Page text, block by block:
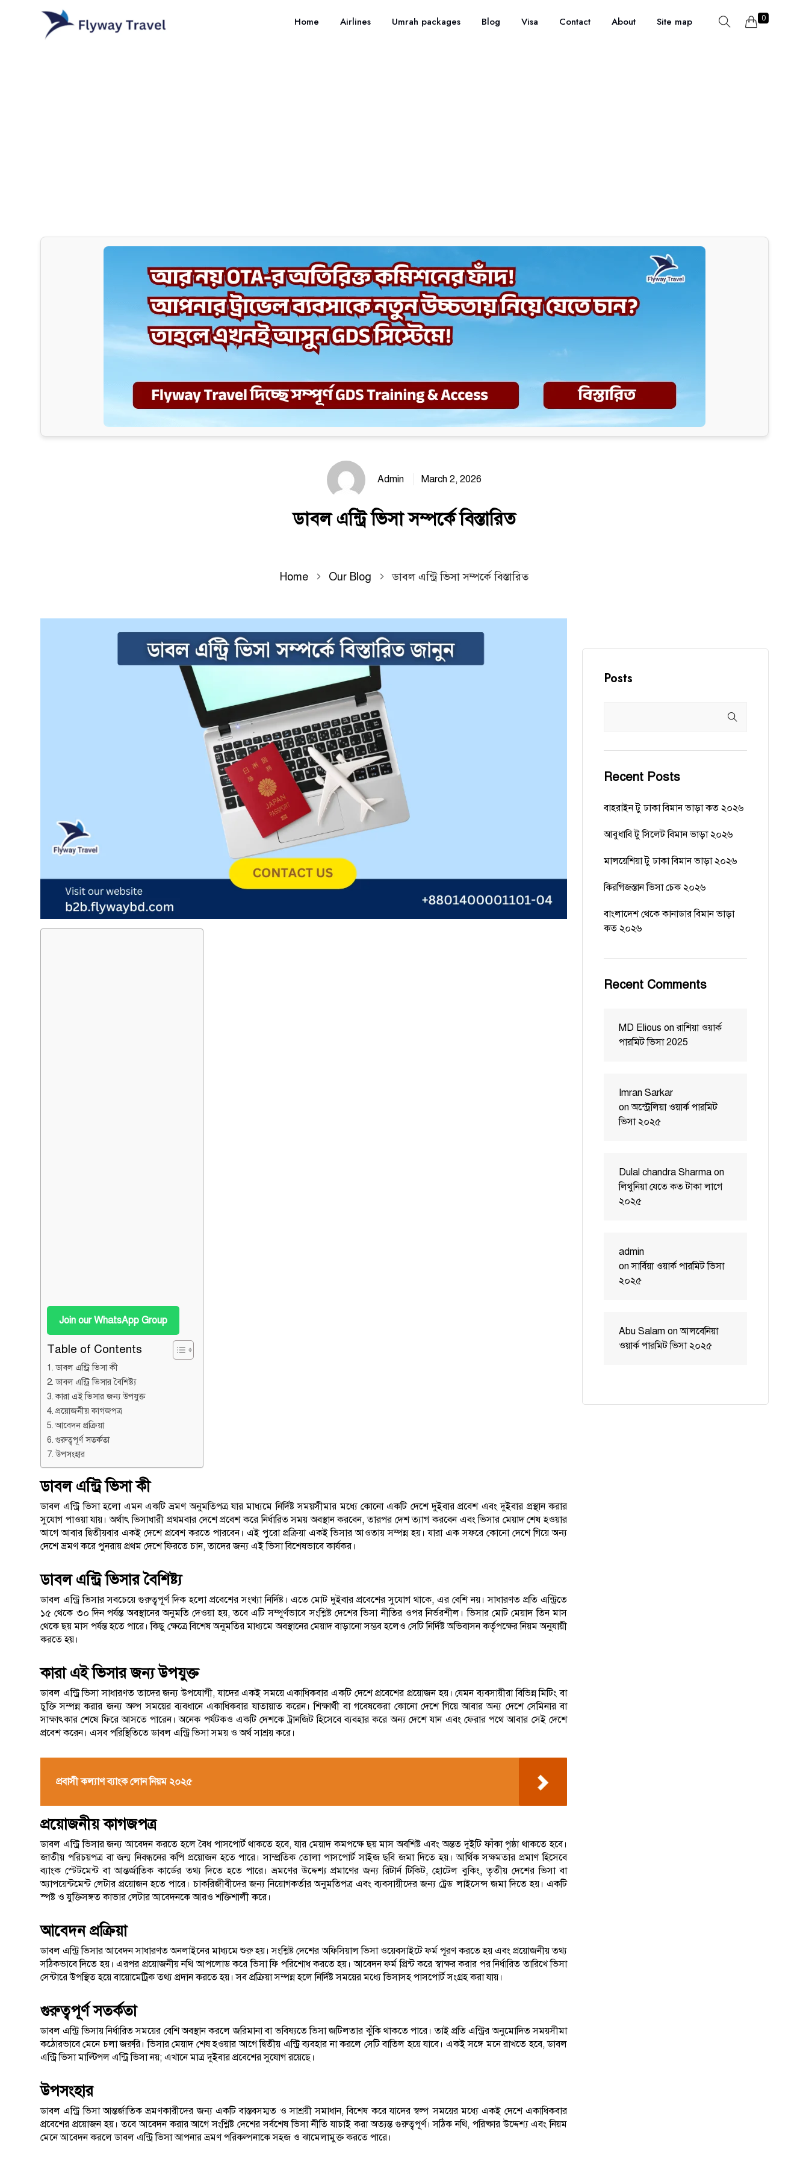
Home Airlines Umrah packages Blog Visa Contact About Site map 0
Admin March 2, 2026
ডাবল এন্ট্রি ভিসা সম্পর্কে বিস্তারিত
Home Our Blog ডাবল এন্ট্রি ভিসা সম্পর্কে বিস্তারিত
Join our WhatsApp Group
Table of Contents
ডাবল এন্ট্রি ভিসা কী
ডাবল এন্ট্রি ভিসার বৈশিষ্ট্য
কারা এই ভিসার জন্য উপযুক্ত
প্রয়োজনীয় কাগজপত্র
আবেদন প্রক্রিয়া
গুরুত্বপূর্ণ সতর্কতা
উপসংহার
ডাবল এন্ট্রি ভিসা কী
ডাবল এন্ট্রি ভিসা হলো এমন একটি ভ্রমণ অনুমতিপত্র যার মাধ্যমে নির্দিষ্ট সময়সীমার মধ্যে কোনো একটি দেশে দুইবার প্রবেশ এবং দুইবার প্রস্থান করার
সুযোগ পাওয়া যায়। অর্থাৎ ভিসাধারী প্রথমবার দেশে প্রবেশ করে নির্ধারিত সময় অবস্থান করবেন, তারপর দেশ ত্যাগ করবেন এবং ভিসার মেয়াদ শেষ হওয়ার
আগে আবার দ্বিতীয়বার একই দেশে প্রবেশ করতে পারবেন। এই পুরো প্রক্রিয়া একই ভিসার আওতায় সম্পন্ন হয়। যারা এক সফরে কোনো দেশে গিয়ে অন্য
দেশে ভ্রমণ করে পুনরায় প্রথম দেশে ফিরতে চান, তাদের জন্য এই ভিসা বিশেষভাবে কার্যকর।
ডাবল এন্ট্রি ভিসার বৈশিষ্ট্য
ডাবল এন্ট্রি ভিসার সবচেয়ে গুরুত্বপূর্ণ দিক হলো প্রবেশের সংখ্যা নির্দিষ্ট। এতে মোট দুইবার প্রবেশের সুযোগ থাকে, এর বেশি নয়। সাধারণত প্রতি এন্ট্রিতে
১৫ থেকে ৩০ দিন পর্যন্ত অবস্থানের অনুমতি দেওয়া হয়, তবে এটি সম্পূর্ণভাবে সংশ্লিষ্ট দেশের ভিসা নীতির ওপর নির্ভরশীল। ভিসার মোট মেয়াদ তিন মাস
থেকে ছয় মাস পর্যন্ত হতে পারে। কিছু ক্ষেত্রে বিশেষ অনুমতির মাধ্যমে অবস্থানের মেয়াদ বাড়ানো সম্ভব হলেও সেটি নির্দিষ্ট অভিবাসন কর্তৃপক্ষের নিয়ম অনুযায়ী
করতে হয়।
কারা এই ভিসার জন্য উপযুক্ত
ডাবল এন্ট্রি ভিসা সাধারণত তাদের জন্য উপযোগী, যাদের একই সময়ে একাধিকবার একটি দেশে প্রবেশের প্রয়োজন হয়। যেমন ব্যবসায়ীরা বিভিন্ন মিটিং বা
চুক্তি সম্পন্ন করার জন্য অল্প সময়ের ব্যবধানে একাধিকবার যাতায়াত করেন। শিক্ষার্থী বা গবেষকেরা কোনো দেশে গিয়ে আবার অন্য দেশে সেমিনার বা
সাক্ষাৎকার শেষে ফিরে আসতে পারেন। অনেক পর্যটকও একটি দেশকে ট্রানজিট হিসেবে ব্যবহার করে অন্য দেশে যান এবং ফেরার পথে আবার সেই দেশে
প্রবেশ করেন। এসব পরিস্থিতিতে ডাবল এন্ট্রি ভিসা সময় ও অর্থ সাশ্রয় করে।
প্রবাসী কল্যাণ ব্যাংক লোন নিয়ম ২০২৫
প্রয়োজনীয় কাগজপত্র
ডাবল এন্ট্রি ভিসার জন্য আবেদন করতে হলে বৈধ পাসপোর্ট থাকতে হবে, যার মেয়াদ কমপক্ষে ছয় মাস অবশিষ্ট এবং অন্তত দুইটি ফাঁকা পৃষ্ঠা থাকতে হবে।
জাতীয় পরিচয়পত্র বা জন্ম নিবন্ধনের কপি প্রয়োজন হতে পারে। সাম্প্রতিক তোলা পাসপোর্ট সাইজ ছবি জমা দিতে হয়। আর্থিক সক্ষমতার প্রমাণ হিসেবে
ব্যাংক স্টেটমেন্ট বা আন্তর্জাতিক কার্ডের তথ্য দিতে হতে পারে। ভ্রমণের উদ্দেশ্য প্রমাণের জন্য রিটার্ন টিকিট, হোটেল বুকিং, তৃতীয় দেশের ভিসা বা
অ্যাপয়েন্টমেন্ট লেটার প্রয়োজন হতে পারে। চাকরিজীবীদের জন্য নিয়োগকর্তার অনুমতিপত্র এবং ব্যবসায়ীদের জন্য ট্রেড লাইসেন্স জমা দিতে হয়। একটি
স্পষ্ট ও যুক্তিসঙ্গত কাভার লেটার আবেদনকে আরও শক্তিশালী করে।
আবেদন প্রক্রিয়া
ডাবল এন্ট্রি ভিসার আবেদন সাধারণত অনলাইনের মাধ্যমে শুরু হয়। সংশ্লিষ্ট দেশের অফিসিয়াল ভিসা ওয়েবসাইটে ফর্ম পূরণ করতে হয় এবং প্রয়োজনীয় তথ্য
সঠিকভাবে দিতে হয়। এরপর প্রয়োজনীয় নথি আপলোড করে ভিসা ফি পরিশোধ করতে হয়। আবেদন ফর্ম প্রিন্ট করে স্বাক্ষর করার পর নির্ধারিত তারিখে ভিসা
সেন্টারে উপস্থিত হয়ে বায়োমেট্রিক তথ্য প্রদান করতে হয়। সব প্রক্রিয়া সম্পন্ন হলে নির্দিষ্ট সময়ের মধ্যে ভিসাসহ পাসপোর্ট সংগ্রহ করা যায়।
গুরুত্বপূর্ণ সতর্কতা
ডাবল এন্ট্রি ভিসায় নির্ধারিত সময়ের বেশি অবস্থান করলে জরিমানা বা ভবিষ্যতে ভিসা জটিলতার ঝুঁকি থাকতে পারে। তাই প্রতি এন্ট্রির অনুমোদিত সময়সীমা
কঠোরভাবে মেনে চলা জরুরি। ভিসার মেয়াদ শেষ হওয়ার আগে দ্বিতীয় এন্ট্রি ব্যবহার না করলে সেটি বাতিল হয়ে যাবে। একই সঙ্গে মনে রাখতে হবে, ডাবল
এন্ট্রি ভিসা মাল্টিপল এন্ট্রি ভিসা নয়; এখানে মাত্র দুইবার প্রবেশের সুযোগ রয়েছে।
উপসংহার
ডাবল এন্ট্রি ভিসা আন্তর্জাতিক ভ্রমণকারীদের জন্য একটি বাস্তবসম্মত ও সাশ্রয়ী সমাধান, বিশেষ করে যাদের স্বল্প সময়ের মধ্যে একই দেশে একাধিকবার
প্রবেশের প্রয়োজন হয়। তবে আবেদন করার আগে সংশ্লিষ্ট দেশের সর্বশেষ ভিসা নীতি যাচাই করা অত্যন্ত গুরুত্বপূর্ণ। সঠিক নথি, পরিষ্কার উদ্দেশ্য এবং নিয়ম
মেনে আবেদন করলে ডাবল এন্ট্রি ভিসা আপনার ভ্রমণ পরিকল্পনাকে সহজ ও ঝামেলামুক্ত করতে পারে।
Posts
Recent Posts
বাহরাইন টু ঢাকা বিমান ভাড়া কত ২০২৬
আবুধাবি টু সিলেট বিমান ভাড়া ২০২৬
মালয়েশিয়া টু ঢাকা বিমান ভাড়া ২০২৬
কিরগিজস্তান ভিসা চেক ২০২৬
বাংলাদেশ থেকে কানাডার বিমান ভাড়া
কত ২০২৬
Recent Comments
MD Elious onরাশিয়া ওয়ার্ক
পারমিট ভিসা 2025
Imran Sarkar
onঅস্ট্রেলিয়া ওয়ার্ক পারমিট
ভিসা ২০২৫
Dulal chandra Sharma on
লিথুনিয়া যেতে কত টাকা লাগে
২০২৫
admin
onসার্বিয়া ওয়ার্ক পারমিট ভিসা
২০২৫
Abu Salam onআলবেনিয়া
ওয়ার্ক পারমিট ভিসা ২০২৫